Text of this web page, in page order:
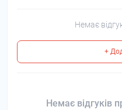
Немає
+
Немає відгуків